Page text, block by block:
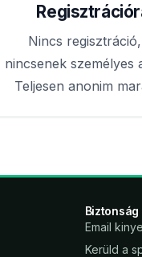
Nincs
nincsenek személyes
Teljesen anonim
Biztonság
Email
Kerüld a